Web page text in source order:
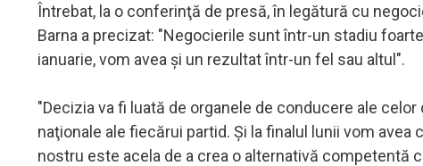
Întrebat, la o conferinţă de presă, în legătură cu
Barna a precizat: "Negocierile sunt într-un stadiu
ianuarie, vom avea şi un rezultat într-un fel sau altul".
"Decizia va fi luată de organele de conducere ale
naţionale ale fiecărui partid. Şi la finalul lunii vom
nostru este acela de a crea o alternativă competentă